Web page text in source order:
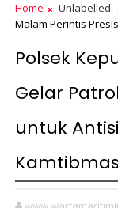
Home Unlabelled
Malam Perintis
Polsek
Gelar
untuk
Kamtibmas